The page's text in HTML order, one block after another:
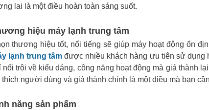
lai là một điều hoàn toàn sáng suốt.
hiệu máy lạnh trung tâm
thương hiệu tốt, nổi tiếng sẽ giúp máy hoạt động ổn
lạnh trung tâmđược nhiều khách hàng ưu tiên sử dụng
nổi trội về kiểu dáng, công năng hoạt động mà giá thành
người dùng và giá thành chính là một điều mà bạn
năng sản phẩm